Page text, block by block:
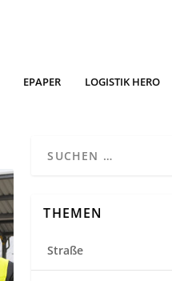
EPAPER LOGISTIK HERO
THEMEN
Straße